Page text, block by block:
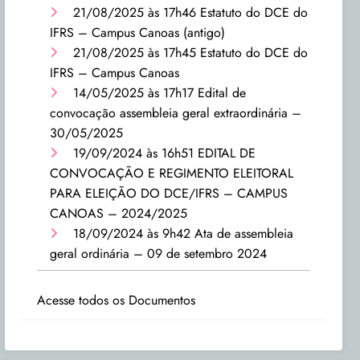
21/08/2025 às 17h46 Estatuto do DCE do
IFRS – Campus Canoas (antigo)
21/08/2025 às 17h45 Estatuto do DCE do
IFRS – Campus Canoas
14/05/2025 às 17h17 Edital de
convocação assembleia geral extraordinária –
30/05/2025
19/09/2024 às 16h51 EDITAL DE
CONVOCAÇÃO E REGIMENTO ELEITORAL
PARA ELEIÇÃO DO DCE/IFRS – CAMPUS
CANOAS – 2024/2025
18/09/2024 às 9h42Ata de assembleia
geral ordinária – 09 de setembro 2024
Acesse todos os Documentos